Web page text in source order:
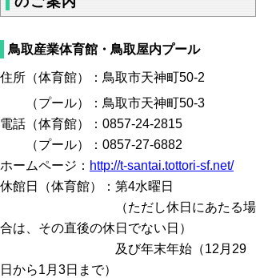
鳥取産業体育館・鳥取屋内プール
住所（体育館）：鳥取市天神町50-2
（プール）：鳥取市天神町50-3
電話（体育館）：0857-24-2815
（プール）：0857-27-6882
ホームページ： http://t-santai.tottori-sf.net/
休館日（体育館）：第4水曜日
（ただし休日にあたる場
合は、その直後の休日でない日）
及び年末年始（12月29
日から1月3日まで）